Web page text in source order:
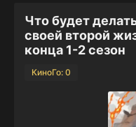
Что будет
своей второй
конца 1-2 сезон
КиноГо: 0